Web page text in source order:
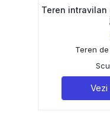
Teren intravilan
Teren
Vezi